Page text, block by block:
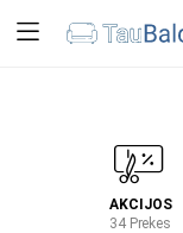
AKCIJOS
34 Prekes